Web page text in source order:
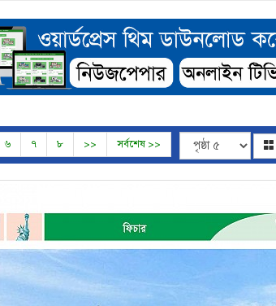
৬ ৭ ৮ >> সর্বশেষ >>